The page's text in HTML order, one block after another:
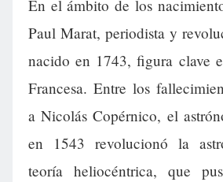
En el ámbito de los
Paul Marat, periodista y
nacido en 1743, figura clave
Francesa. Entre los
a Nicolás Copérnico, el
en 1543 revolucionó la
teoría heliocéntrica, que